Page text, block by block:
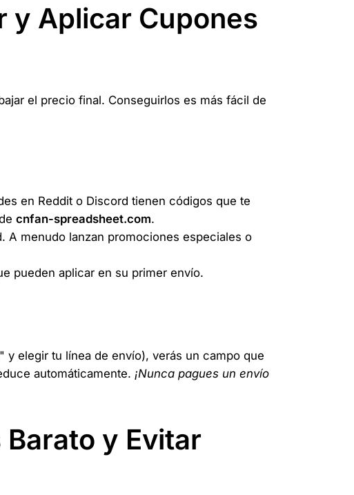
y Aplicar Cupones
el precio final. Conseguirlos es más fácil de
en Reddit o Discord tienen códigos que te
cnfan-spreadsheet.com.
A menudo lanzan promociones especiales o
pueden aplicar en su primer envío.
y elegir tu línea de envío), verás un campo que
automáticamente. ¡Nunca pagues un envío
y Evitar